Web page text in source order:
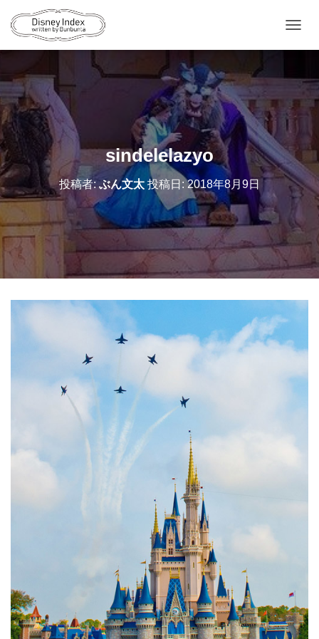
ビ
ー
シ
ン
を
り
替
え
sindelelazyo
投稿者:ぶん文太 投稿日:2018年8月9日